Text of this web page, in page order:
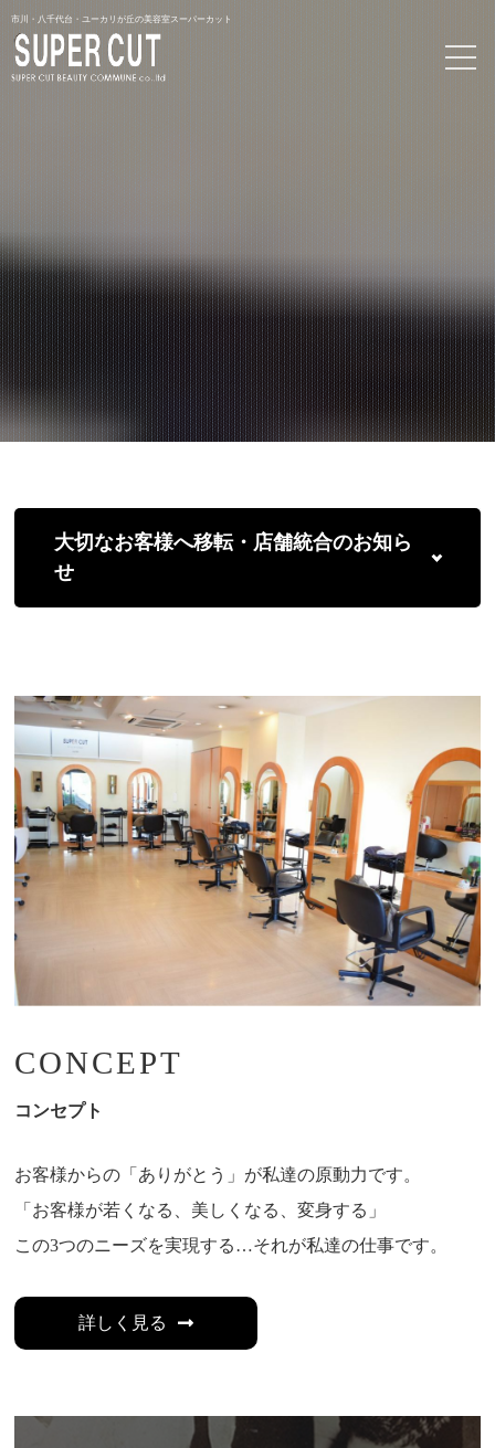
市川・八千代台・ユーカリが丘の美容室スーパーカット
大切なお客様へ移転・店舗統合のお知ら
せ
CONCEPT
コンセプト
お客様からの「ありがとう」が私達の原動力です。
「お客様が若くなる、美しくなる、変身する」
この3つのニーズを実現する…それが私達の仕事です。
詳しく見る